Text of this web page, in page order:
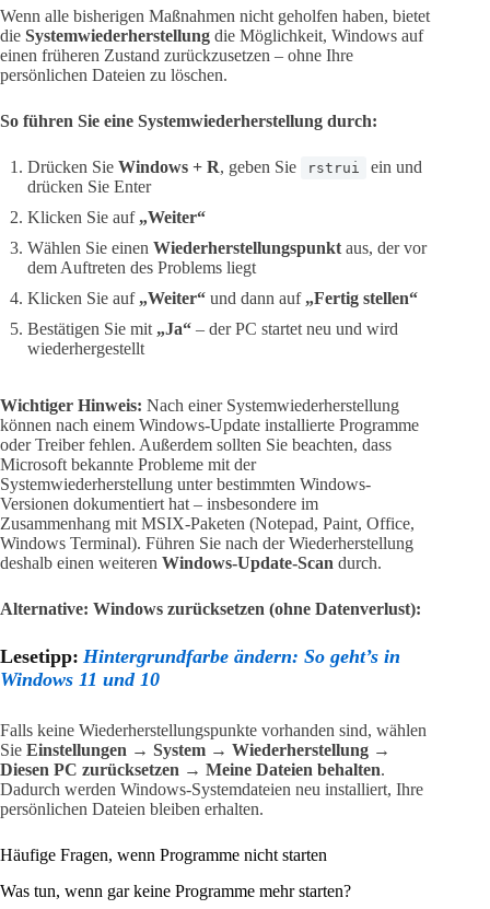
Wenn alle bisherigen Maßnahmen nicht geholfen haben, bietet
die Systemwiederherstellung die Möglichkeit, Windows auf
einen früheren Zustand zurückzusetzen – ohne Ihre
persönlichen Dateien zu löschen.
So führen Sie eine Systemwiederherstellung durch:
Drücken Sie Windows + R, geben Sie rstrui
ein und
drücken Sie Enter
Klicken Sie auf „Weiter“
Wählen Sie einen Wiederherstellungspunkt aus, der vor
dem Auftreten des Problems liegt
Klicken Sie auf „Weiter“ und dann auf „Fertig stellen“
Bestätigen Sie mit „Ja“ – der PC startet neu und wird
wiederhergestellt
Wichtiger Hinweis: Nach einer Systemwiederherstellung
können nach einem Windows-Update installierte Programme
oder Treiber fehlen. Außerdem sollten Sie beachten, dass
Microsoft bekannte Probleme mit der
Systemwiederherstellung unter bestimmten Windows-
Versionen dokumentiert hat – insbesondere im
Zusammenhang mit MSIX-Paketen (Notepad, Paint, Office,
Windows Terminal). Führen Sie nach der Wiederherstellung
deshalb einen weiteren Windows-Update-Scan durch.
Alternative: Windows zurücksetzen (ohne Datenverlust):
Lesetipp: Hintergrundfarbe ändern: So geht’s in
Windows 11 und 10
Falls keine Wiederherstellungspunkte vorhanden sind, wählen
Sie Einstellungen → System → Wiederherstellung →
Diesen PC zurücksetzen → Meine Dateien behalten.
Dadurch werden Windows-Systemdateien neu installiert, Ihre
persönlichen Dateien bleiben erhalten.
Häufige Fragen, wenn Programme nicht starten
Was tun, wenn gar keine Programme mehr starten?